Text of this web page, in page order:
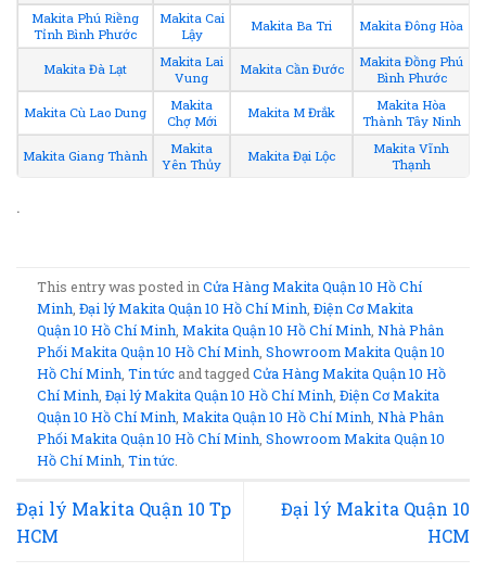
Makita Phú Riềng
Tỉnh Bình Phước
Makita Cai
Lậy
Makita Ba Tri Makita Đông Hòa
Makita Đà Lạt
Makita Lai
Vung
Makita Cần Đước
Makita Đồng Phú
Bình Phước
Makita Cù Lao Dung
Makita
Chợ Mới
Makita M Đrắk
Makita Hòa
Thành Tây Ninh
Makita Giang Thành
Makita
Yên Thủy
Makita Đại Lộc
Makita Vĩnh
Thạnh
.
This entry was posted inCửa Hàng Makita Quận 10 Hồ Chí
Minh ,Đại lý Makita Quận 10 Hồ Chí Minh ,Điện Cơ Makita
Quận 10 Hồ Chí Minh ,Makita Quận 10 Hồ Chí Minh ,Nhà Phân
Phối Makita Quận 10 Hồ Chí Minh ,Showroom Makita Quận 10
Hồ Chí Minh ,Tin tức and taggedCửa Hàng Makita Quận 10 Hồ
Chí Minh ,Đại lý Makita Quận 10 Hồ Chí Minh ,Điện Cơ Makita
Quận 10 Hồ Chí Minh ,Makita Quận 10 Hồ Chí Minh ,Nhà Phân
Phối Makita Quận 10 Hồ Chí Minh ,Showroom Makita Quận 10
Hồ Chí Minh ,Tin tức
Đại lý Makita Quận 10 Tp
HCM
Đại lý Makita Quận 10
HCM